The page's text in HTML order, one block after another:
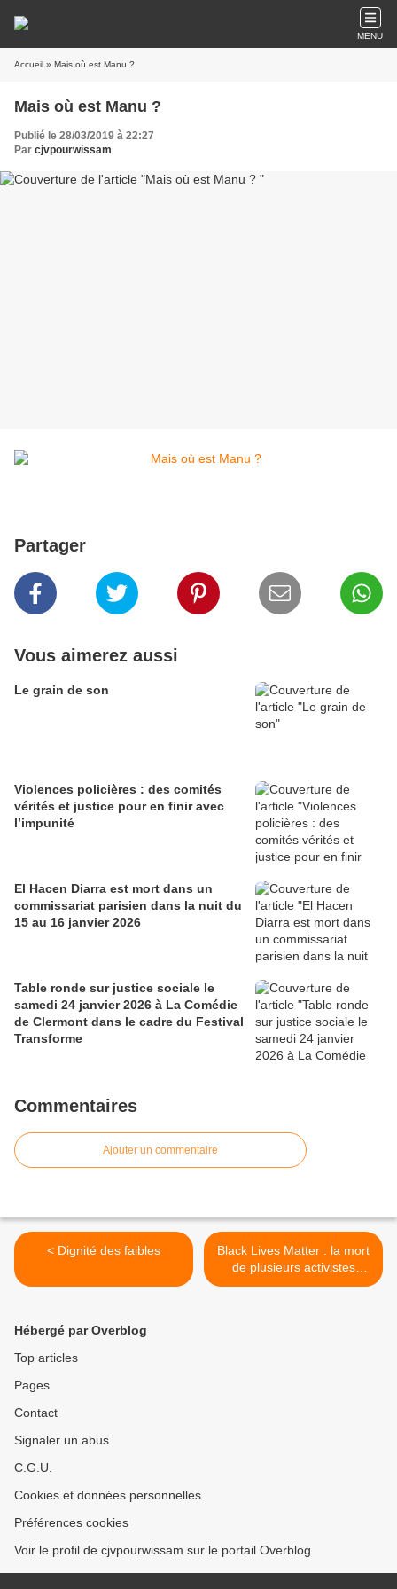
MENU
Accueil » Mais où est Manu ?
Mais où est Manu ?
Publié le 28/03/2019 à 22:27
Par cjvpourwissam
Partager
Vous aimerez aussi
Le grain de son
Violences policières : des comités
vérités et justice pour en finir avec
l’impunité
El Hacen Diarra est mort dans un
commissariat parisien dans la nuit du
15 au 16 janvier 2026
Table ronde sur justice sociale le
samedi 24 janvier 2026 à La Comédie
de Clermont dans le cadre du Festival
Transforme
Commentaires
Ajouter un commentaire
< Dignité des faibles
Black Lives Matter : la mort
de plusieurs activistes
éveille des soupçons
Hébergé par Overblog
Top articles
Pages
Contact
Signaler un abus
C.G.U.
Cookies et données personnelles
Préférences cookies
Voir le profil de cjvpourwissam sur le portail Overblog